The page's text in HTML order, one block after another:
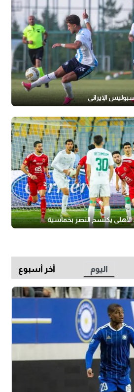
الإيراني
الأهلي يكتسح النصر بخماسية
اليوم أخر أسبوع